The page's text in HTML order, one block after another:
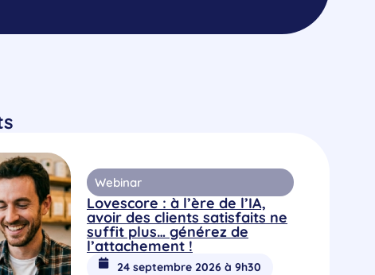
Webinar
Lovescore : à l’ère de l’IA,
avoir des clients satisfaits ne
suffit plus… générez de
l’attachement !
24 septembre 2026 à 9h30